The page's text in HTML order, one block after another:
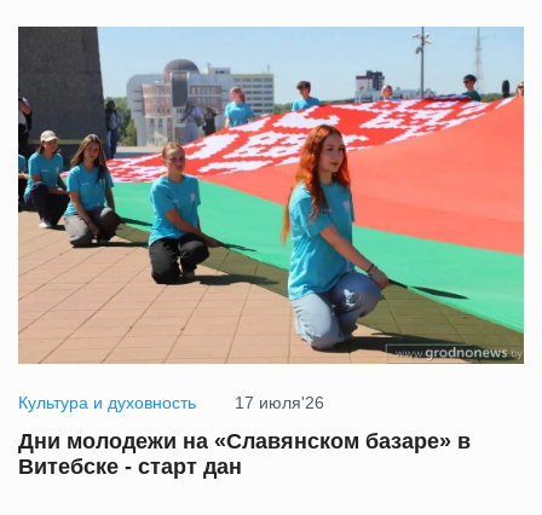
Культура и духовность 17 июля'26
Дни молодежи на «Славянском базаре» в
Витебске - старт дан